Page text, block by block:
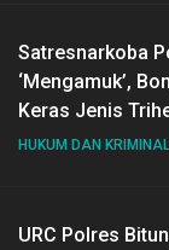
Satresnarkoba
‘Mengamuk’,
Keras Jenis
HUKUM DAN KRIMINAL
URC Polres